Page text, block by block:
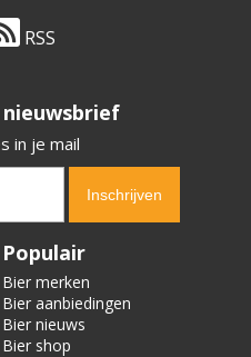
RSS
in je mail
Populair
Bier merken
Bier aanbiedingen
Bier nieuws
Bier shop